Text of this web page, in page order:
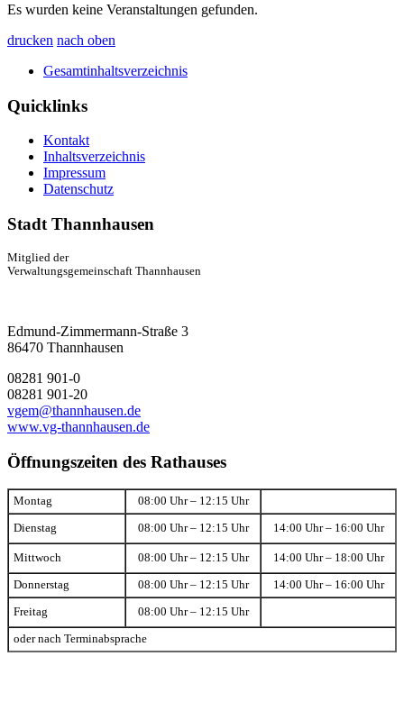
Es wurden keine Veranstaltungen gefunden.
drucken nach oben
Gesamtinhaltsverzeichnis
Quicklinks
Kontakt
Inhaltsverzeichnis
Impressum
Datenschutz
Stadt Thannhausen
Mitglied der
Verwaltungsgemeinschaft Thannhausen
Edmund-Zimmermann-Straße 3
86470 Thannhausen
08281 901-0
08281 901-20
vgem@thannhausen.de
www.vg-thannhausen.de
Öffnungszeiten des Rathauses
Montag 08:00 Uhr – 12:15 Uhr
Dienstag 08:00 Uhr – 12:15 Uhr 14:00 Uhr – 16:00 Uhr
Mittwoch 08:00 Uhr – 12:15 Uhr 14:00 Uhr – 18:00 Uhr
Donnerstag 08:00 Uhr – 12:15 Uhr 14:00 Uhr – 16:00 Uhr
Freitag 08:00 Uhr – 12:15 Uhr
oder nach Terminabsprache